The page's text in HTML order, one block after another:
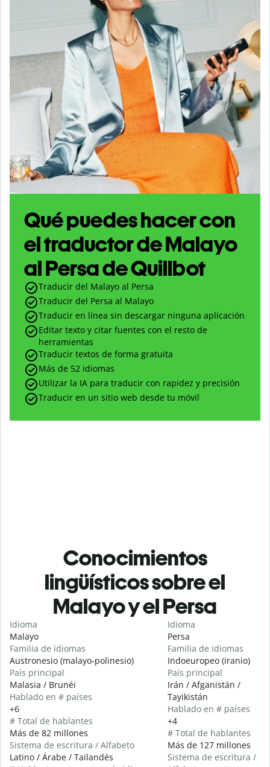
Qué puedes hacer con
el traductor de Malayo
al Persa de Quillbot
Traducir del Malayo al Persa
Traducir del Persa al Malayo
Traducir en línea sin descargar ninguna aplicación
Editar texto y citar fuentes con el resto de
herramientas
Traducir textos de forma gratuita
Más de 52 idiomas
Utilizar la IA para traducir con rapidez y precisión
Traducir en un sitio web desde tu móvil
Conocimientos
lingüísticos sobre el
Malayo y el Persa
Idioma
Malayo
Familia de idiomas
Austronesio (malayo-polinesio)
País principal
Malasia / Brunéi
Hablado en # países
+6
# Total de hablantes
Más de 82 millones
Sistema de escritura / Alfabeto
Latino / Árabe / Tailandés
Idioma
Persa
Familia de idiomas
Indoeuropeo (iranio)
País principal
Irán / Afganistán /
Tayikistán
Hablado en # países
+4
# Total de hablantes
Más de 127 millones
Sistema de escritura /